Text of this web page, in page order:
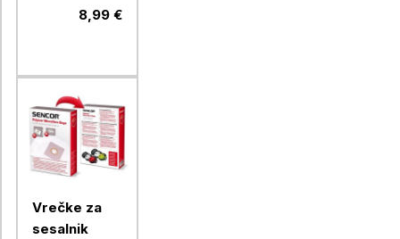
8,99 €
Vrečke za
sesalnik